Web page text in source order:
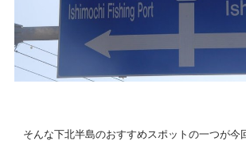
そんな下北半島のおすすめスポットの一つが今